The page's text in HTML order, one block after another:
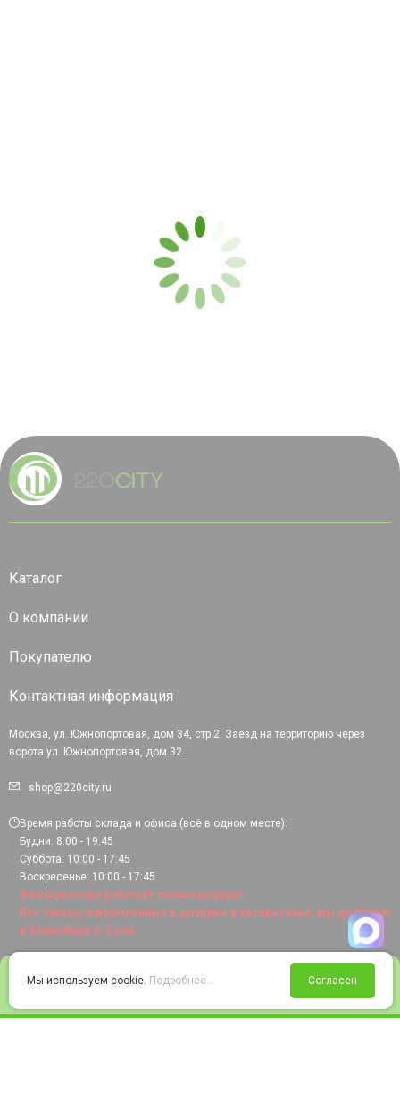
Войти Избранное Корзина
Каталог
О компании
Покупателю
Контактная информация
Москва, ул. Южнопортовая, дом 34, стр.2. Заезд на территорию через
ворота ул. Южнопортовая, дом 32.
shop@220city.ru
Время работы склада и офиса (всё в одном месте):
Будни: 8:00 - 19:45
Суббота: 10:00 - 17:45
Воскресенье: 10:00 - 17:45.
В воскресенье работает только шоурум!
Все заказы, оформленные в шоуруме в воскресенье, мы доставим
в ближайшие 2-3 дня.
Мы используем cookie. Подробнее... Согласен